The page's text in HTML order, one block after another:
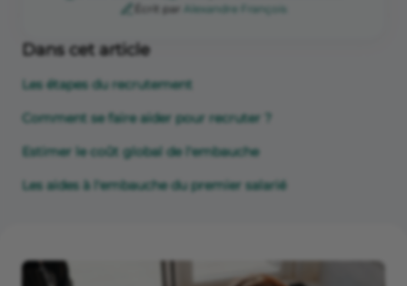
Écrit par
Alexandre François
Dans cet article
Les étapes du recrutement
Comment se faire aider pour recruter ?
Estimer le coût global de l'embauche
Les aides à l'embauche du premier salarié